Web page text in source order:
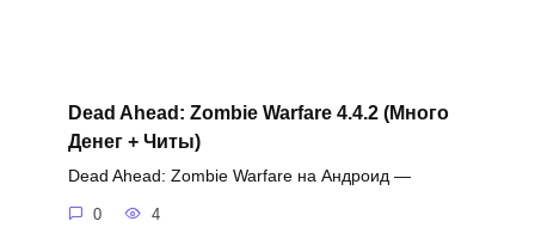
Dead Ahead: Zombie Warfare 4.4.2 (Много
Денег + Читы)
Dead Ahead: Zombie Warfare на Андроид —
0 4